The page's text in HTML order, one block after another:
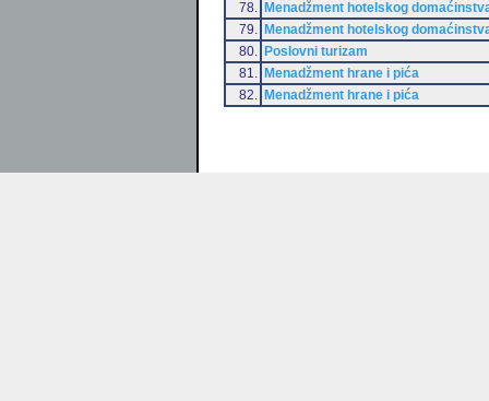
78.
Menadžment hotelskog
79.
Menadžment hotelskog
80.
Poslovni turizam
81.
Menadžment hrane i pića
82.
Menadžment hrane i pića